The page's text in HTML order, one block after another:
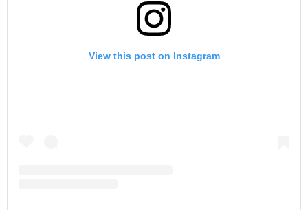
View this post on Instagram